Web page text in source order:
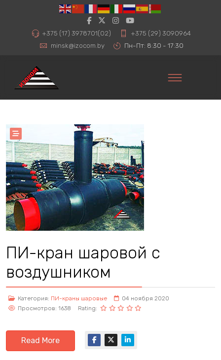
+375 (17) 3978701(02)
+375 (29) 3090964
minsk@izocom.by
Пн-Пт: 8:30 - 17:30
ПИ-кран шаровой с
воздушником
Категория: ПИ-краны шаровые
04 ноября 2020
Просмотров: 1638
Rating:
Read More